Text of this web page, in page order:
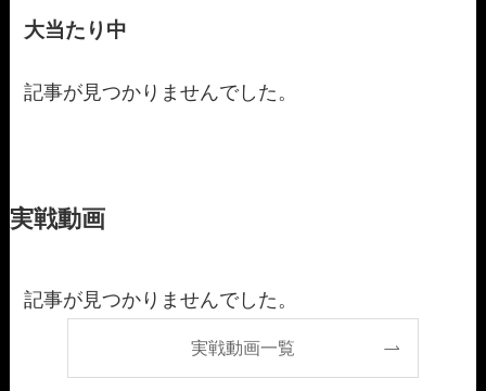
大当たり中
記事が見つかりませんでした。
実戦動画
記事が見つかりませんでした。
実戦動画一覧